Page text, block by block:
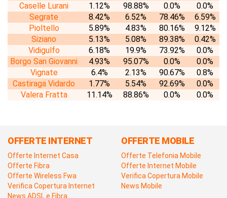
Caselle Lurani
1.12% 98.88% 0.0%
0.0%
Segrate
8.42% 6.52% 78.46%
6.59%
Pioltello
5.89% 4.83% 80.16%
9.12%
Siziano
5.13% 5.08% 89.38%
0.42%
Vidigulfo
6.18% 19.9% 73.92%
0.0%
Borgo San Giovanni
4.93% 95.07% 0.0%
0.0%
Vignate
6.4% 2.13% 90.67%
0.8%
Castiraga Vidardo
1.77% 5.54% 92.69%
0.0%
Valera Fratta
11.14% 88.86% 0.0% 0.0%
OFFERTE INTERNET
Offerte Internet Casa
Offerte Fibra
Offerte Wireless Fwa
Verifica Copertura Internet
News ADSL e Fibra
OFFERTE MOBILE
Offerte Telefonia Mobile
Offerte Internet Mobile
Verifica Copertura Mobile
News Mobile